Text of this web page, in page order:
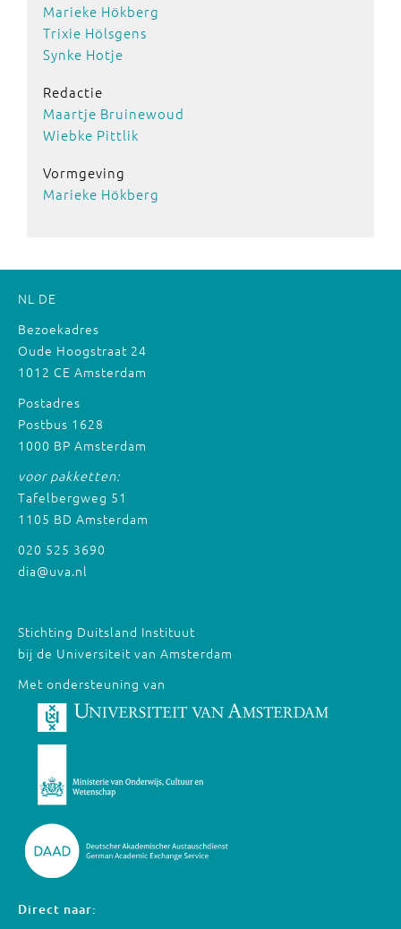
Marieke Hökberg
Trixie Hölsgens
Synke Hotje
Redactie
Maartje Bruinewoud
Wiebke Pittlik
Vormgeving
Marieke Hökberg
NL DE
Bezoekadres
Oude Hoogstraat 24
1012 CE Amsterdam
Postadres
Postbus 1628
1000 BP Amsterdam
voor pakketten:
Tafelbergweg 51
1105 BD Amsterdam
020 525 3690
dia@uva.nl
Stichting Duitsland Instituut
bij de Universiteit van Amsterdam
Met ondersteuning van
Direct naar: